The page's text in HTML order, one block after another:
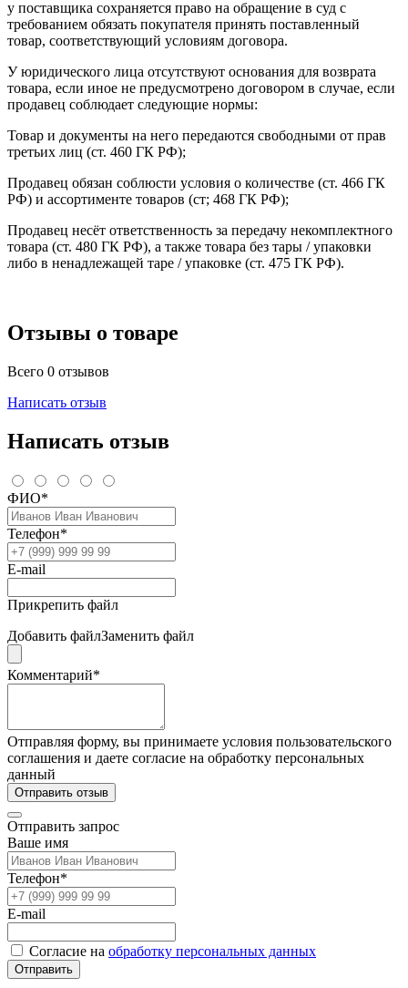
у поставщика сохраняется право на обращение в суд с
требованием обязать покупателя принять поставленный
товар, соответствующий условиям договора.
У юридического лица отсутствуют основания для возврата
товара, если иное не предусмотрено договором в случае, если
продавец соблюдает следующие нормы:
Товар и документы на него передаются свободными от прав
третьих лиц (ст. 460 ГК РФ);
Продавец обязан соблюсти условия о количестве (ст. 466 ГК
РФ) и ассортименте товаров (ст; 468 ГК РФ);
Продавец несёт ответственность за передачу некомплектного
товара (ст. 480 ГК РФ), а также товара без тары / упаковки
либо в ненадлежащей таре / упаковке (ст. 475 ГК РФ).
Отзывы о товаре
Всего 0 отзывов
Написать отзыв
Написать отзыв
ФИО*
Телефон*
E-mail
Прикрепить файл
Добавить файлЗаменить файл
Комментарий*
Отправляя форму, вы принимаете условия пользовательского
соглашения и даете согласие на обработку персональных
данный
Отправить отзыв
Отправить запрос
Ваше имя
Телефон*
E-mail
Согласие на обработку персональных данных
Отправить